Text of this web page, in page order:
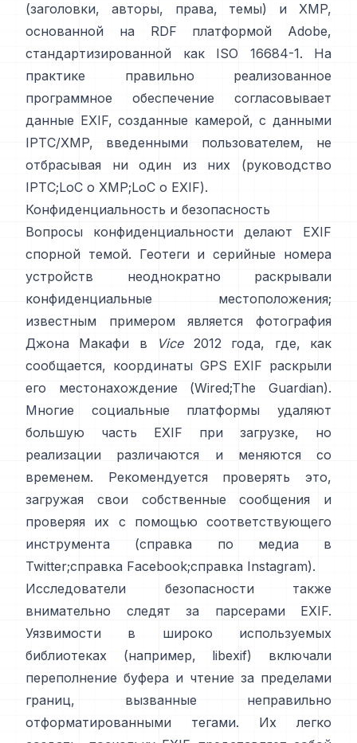
(заголовки, авторы, права, темы) и XMP,
основанной на RDF платформой Adobe,
стандартизированной как ISO 16684-1. На
практике правильно реализованное
программное обеспечение согласовывает
данные EXIF, созданные камерой, с данными
IPTC/XMP, введенными пользователем, не
отбрасывая ни один из них (руководство
IPTC;LoC о XMP;LoC о EXIF).
Конфиденциальность и безопасность
Вопросы конфиденциальности делают EXIF
спорной темой. Геотеги и серийные номера
устройств неоднократно раскрывали
конфиденциальные местоположения;
известным примером является фотография
Джона Макафи в
Vice2012 года, где, как
сообщается, координаты GPS EXIF раскрыли
его местонахождение (Wired;The Guardian).
Многие социальные платформы удаляют
большую часть EXIF при загрузке, но
реализации различаются и меняются со
временем. Рекомендуется проверять это,
загружая свои собственные сообщения и
проверяя их с помощью соответствующего
инструмента (справка по медиа в
Twitter;справка Facebook;справка Instagram).
Исследователи безопасности также
внимательно следят за парсерами EXIF.
Уязвимости в широко используемых
библиотеках (например, libexif) включали
переполнение буфера и чтение за пределами
границ, вызванные неправильно
отформатированными тегами. Их легко